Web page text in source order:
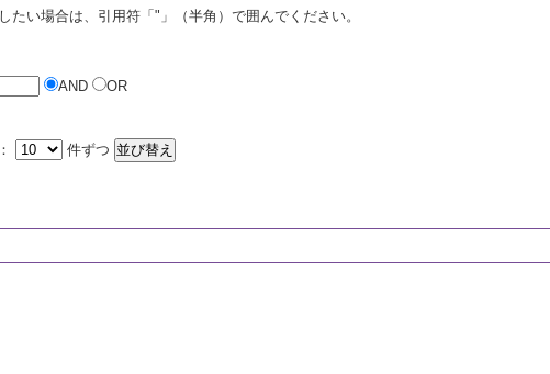
い場合は、引用符「"」（半角）で囲んでください。
AND OR
件ずつ